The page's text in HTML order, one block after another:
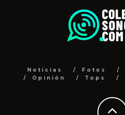
Noticias Fotos
Opinión
Tops